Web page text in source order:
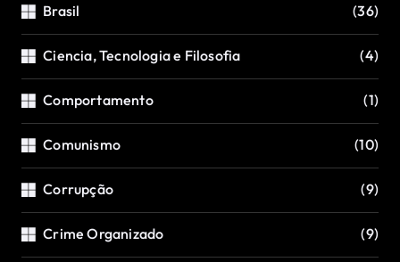
Brasil (36)
Ciencia, Tecnologia e Filosofia (4)
Comportamento (1)
Comunismo (10)
Corrupção (9)
Crime Organizado (9)